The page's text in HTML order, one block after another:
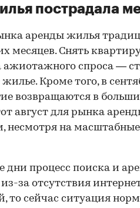
пострадала
аренды жилья
месяцев. Снять
ажиотажного спроса —
Кроме того, в
возвращаются в
август для рынка
несмотря на
дни процесс поиска и
за отсутствия
то сейчас ситуация